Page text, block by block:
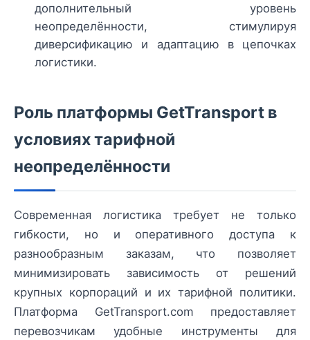
дополнительный уровень
неопределённости, стимулируя
диверсификацию и адаптацию в цепочках
логистики.
Роль платформы GetTransport в
условиях тарифной
неопределённости
Современная логистика требует не только
гибкости, но и оперативного доступа к
разнообразным заказам, что позволяет
минимизировать зависимость от решений
крупных корпораций и их тарифной политики.
Платформа GetTransport.com предоставляет
перевозчикам удобные инструменты для